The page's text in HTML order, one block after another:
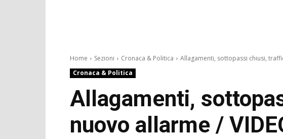
Home Sezioni Cronaca & Politica
Allagamenti, sottopassi chiusi,
Cronaca & Politica
Allagamenti,
nuovo allarme /